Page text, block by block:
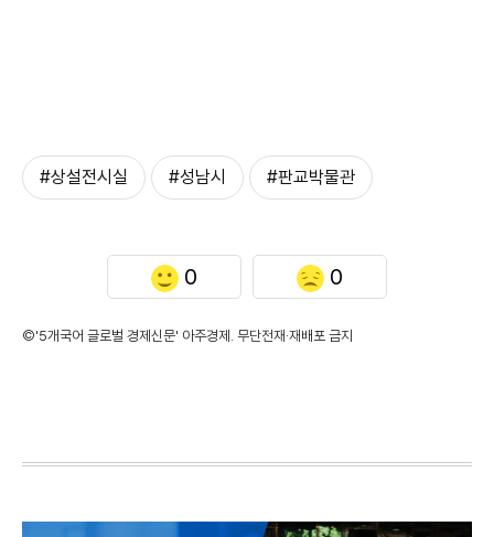
#상설전시실 #성남시 #판교박물관
0 0
©'5개국어 글로벌 경제신문' 아주경제. 무단전재·재배포 금지